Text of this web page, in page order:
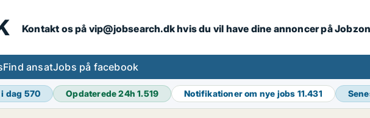
Kontakt os på vip@jobsearch.dk hvis du vil have dine annoncer på
Find ansatJobs på facebook
i dag 570 Opdaterede 24h1.519 Notifikationer om nye jobs 11.431